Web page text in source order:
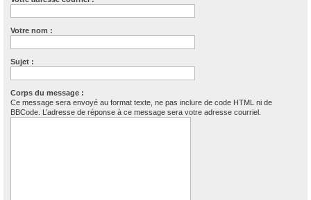
Votre nom :
Sujet :
Corps du message :
Ce message sera envoyé au format texte, ne pas inclure de code HTML ni de
BBCode. L’adresse de réponse à ce message sera votre adresse courriel.